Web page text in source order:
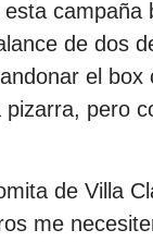
campaña
de dos
el box
pizarra, pero
de Villa
me